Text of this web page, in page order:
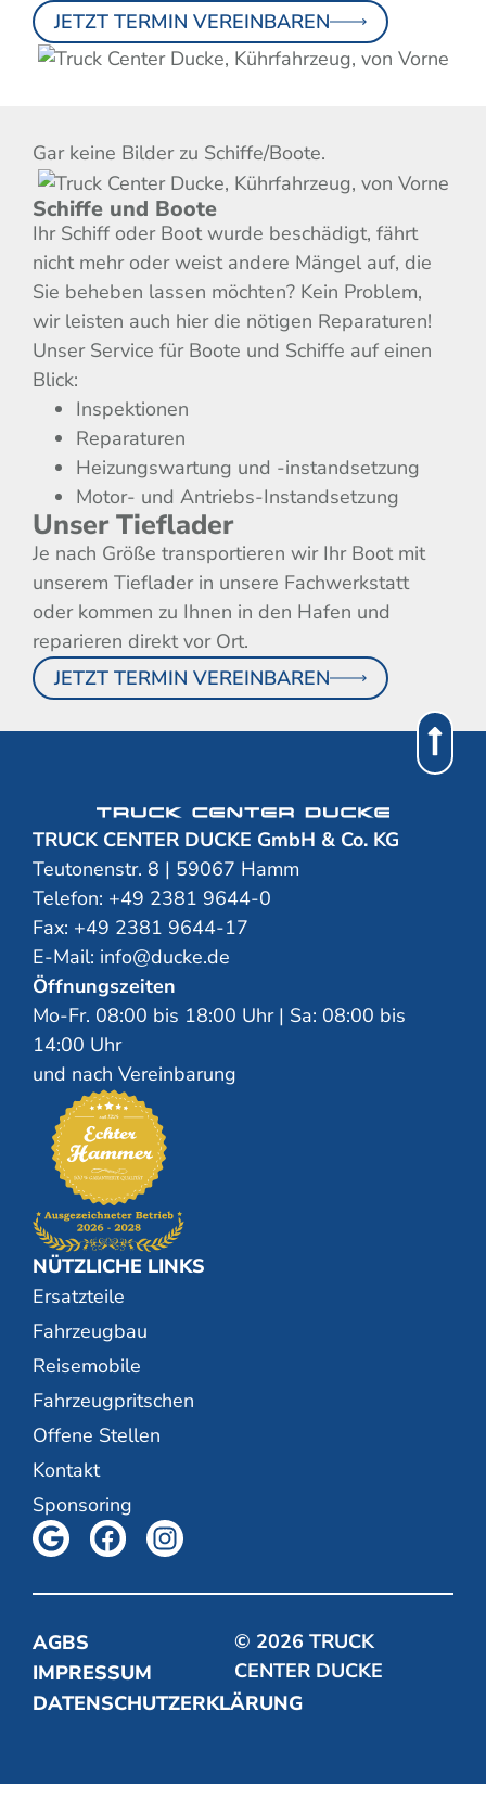
JETZT TERMIN VEREINBAREN
Schiffe und Boote
Ihr Schiff oder Boot wurde beschädigt, fährt
nicht mehr oder weist andere Mängel auf, die
Sie beheben lassen möchten? Kein Problem,
wir leisten auch hier die nötigen Reparaturen!
Unser Service für Boote und Schiffe auf einen
Blick:
Inspektionen
Reparaturen
Heizungswartung und -instandsetzung
Motor- und Antriebs-Instandsetzung
Unser Tieflader
Je nach Größe transportieren wir Ihr Boot mit
unserem Tieflader in unsere Fachwerkstatt
oder kommen zu Ihnen in den Hafen und
reparieren direkt vor Ort.
JETZT TERMIN VEREINBAREN
Gar keine Bilder zu Schiffe/Boote.
TRUCK CENTER DUCKE GmbH & Co. KG
Teutonenstr. 8 | 59067 Hamm
Telefon: +49 2381 9644-0
Fax: +49 2381 9644-17
E-Mail: info@ducke.de
Öffnungszeiten
Mo-Fr. 08:00 bis 18:00 Uhr | Sa: 08:00 bis
14:00 Uhr
und nach Vereinbarung
NÜTZLICHE LINKS
Ersatzteile
Fahrzeugbau
Reisemobile
Fahrzeugpritschen
Offene Stellen
Kontakt
Sponsoring
AGBS
IMPRESSUM
DATENSCHUTZERKLÄRUNG
© 2026 TRUCK
CENTER DUCKE